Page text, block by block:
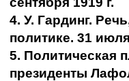
4. У. Гардинг.
политике. 31
5. Политическая
президенты